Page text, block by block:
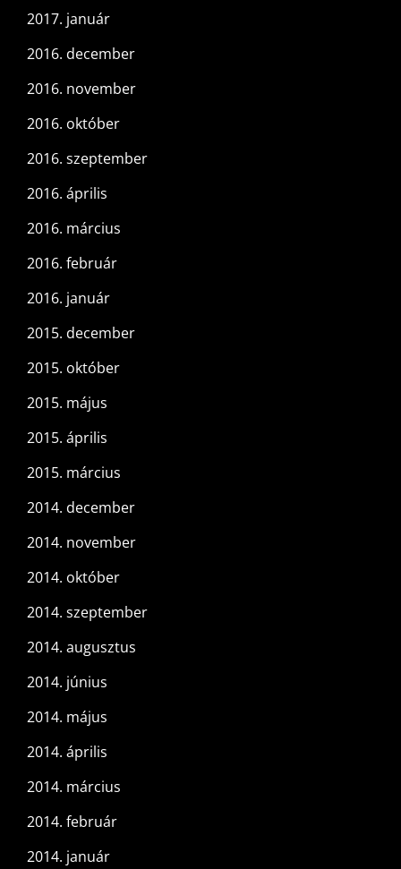
2017. január
2016. december
2016. november
2016. október
2016. szeptember
2016. április
2016. március
2016. február
2016. január
2015. december
2015. október
2015. május
2015. április
2015. március
2014. december
2014. november
2014. október
2014. szeptember
2014. augusztus
2014. június
2014. május
2014. április
2014. március
2014. február
2014. január